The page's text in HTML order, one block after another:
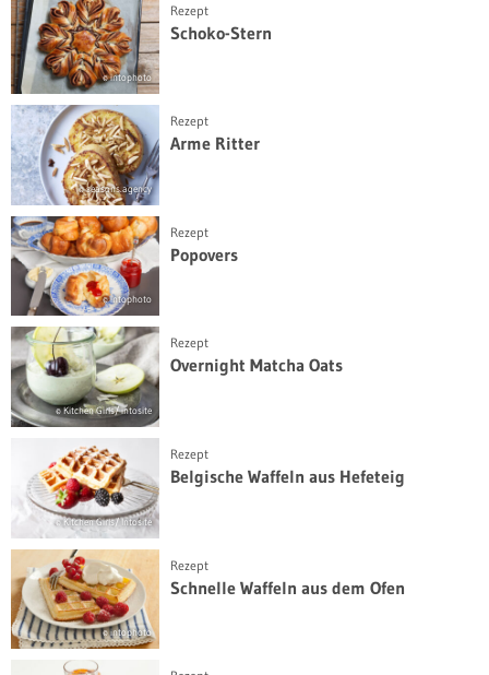
© intophoto
Rezept
Schoko-Stern
© seasons.agency
Rezept
Arme Ritter
© intophoto
Rezept
Popovers
© Kitchen Girls/ intosite
Rezept
Overnight Matcha Oats
© Kitchen Girls/ Intosite
Rezept
Belgische Waffeln aus Hefeteig
© intophoto
Rezept
Schnelle Waffeln aus dem Ofen